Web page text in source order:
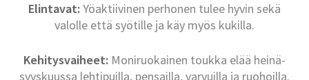
Elintavat:Yöaktiivinen perhonen tulee hyvin sekä
valolle että syötille ja käy myös kukilla.
Kehitysvaiheet: Moniruokainen toukka elää heinä-
syyskuussa lehtipuilla, pensailla, varvuilla ja ruohoilla.